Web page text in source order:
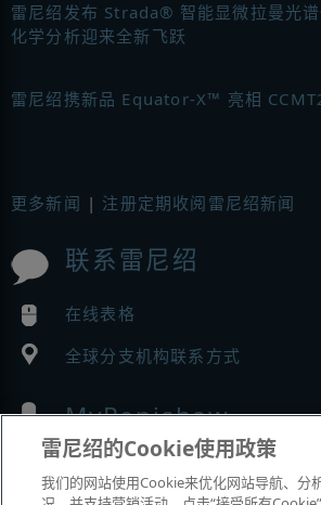
雷尼绍发布 Strada® 智能显微拉曼光
化学分析迎来全新飞跃
雷尼绍携新品 Equator-X™ 亮相
更多新闻 | 注册定期收阅雷尼绍新闻
联系雷尼绍
在线表格
全球分支机构联系方式
MyRenishaw
在线商城
雷尼绍的Cookie使用政策
我们的网站使用Cookie来优化网站导航、分